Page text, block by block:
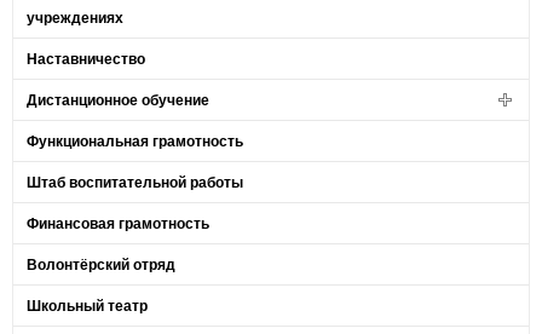
учреждениях
Наставничество
Дистанционное обучение
Функциональная грамотность
Штаб воспитательной работы
Финансовая грамотность
Волонтёрский отряд
Школьный театр